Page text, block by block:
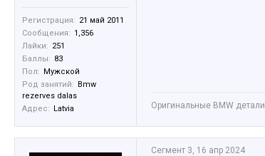
Регистрация: 21 май 2011
Сообщения: 1,356
Лайки: 251
Баллы: 83
Пол: Мужской
Род занятий: Bmw
rezerves dalas
Адрес: Latvia Оригинальные BMW детали
Сегмент 3 16 апр 2024